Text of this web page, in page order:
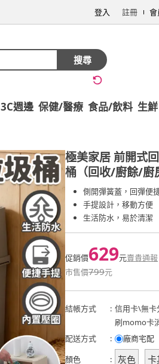
登入 註冊 會
搜尋
3C週邊 保健/醫療 食品/飲料 生鮮
極美家居 前開式
桶（回收/廚餘/廚
側開彈簧蓋，回彈便
手提設計，移動方便
生活防水，易於清潔
促銷價629元賣貴通報
市售價799元
結帳方式 : 信用卡\無卡
刷momo卡
配送方式
:
廠商宅配
顏色
: 灰色 卡